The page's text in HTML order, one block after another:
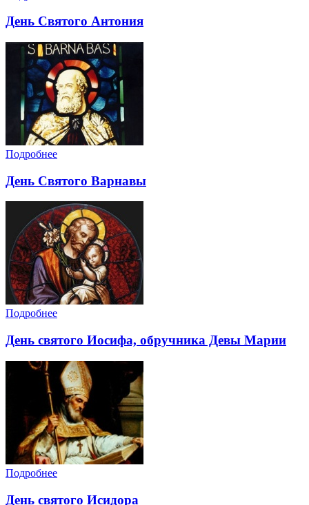
День Святого Антония
Подробнее
День Святого Варнавы
Подробнее
День святого Иосифа, обручника Девы Марии
Подробнее
День святого Исидора